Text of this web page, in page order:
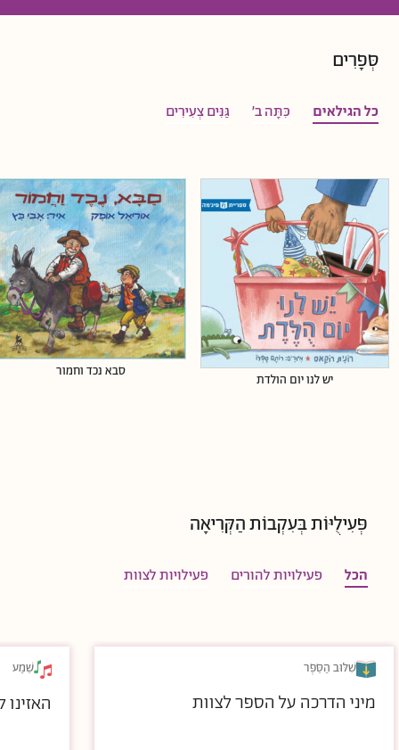
סְּפָרִים
כל הגילאים כִּתָּה ב' גַּנִּים צְעִירִים
יש לנו יום הולדת סבא נכד וחמור
פְּעִילֻיּוֹת בְּעִקְבוֹת הַקְּרִיאָה
הכל פעילויות להורים פעילויות לצוות
שִׁלּוּב הַסֵּפֶר
מיני הדרכה על הספר לצוות
שֵׁמַע